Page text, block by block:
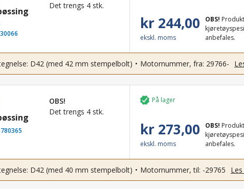
Det trengs 4 stk.
kr 244,00
ekskl. moms
OBS!
anbefales.
D42 (med 42 mm stempelbolt) Motornummer, fra: 29766-
OBS!
Det trengs 4 stk.
På lager
kr 273,00
ekskl. moms
OBS!
anbefales.
D42 (med 40 mm stempelbolt) Motornummer, til: -29765